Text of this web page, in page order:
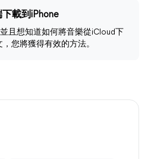
載到iPhone
且想知道如何將音樂從iCloud下
您將獲得有效的方法。